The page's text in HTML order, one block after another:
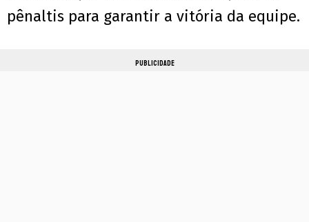
pênaltis para garantir a vitória da equipe.
PUBLICIDADE